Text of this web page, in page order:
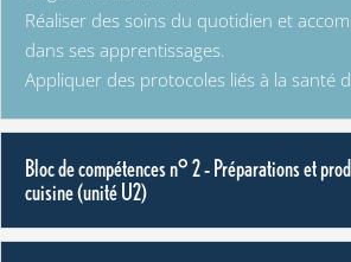
Réaliser des soins du quotidien et
dans ses apprentissages.
Appliquer des protocoles liés à la santé
Bloc de compétences n° 2 – Préparations et
cuisine (unité U2)